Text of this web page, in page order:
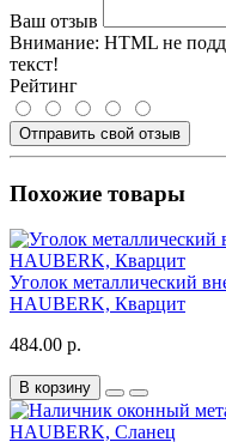
Ваш отзыв
Внимание: HTML не
текст!
Рейтинг
Отправить свой отзыв
Похожие товары
Уголок
HAUBERK, Кварцит
484.00 р.
В корзину